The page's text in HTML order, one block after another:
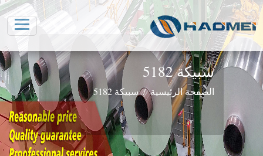
سبيكة 5182
الصفحة الرئيسية سبيكة 5182